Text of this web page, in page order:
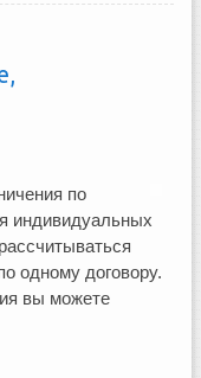
по
индивидуальных
одному договору.
вы можете